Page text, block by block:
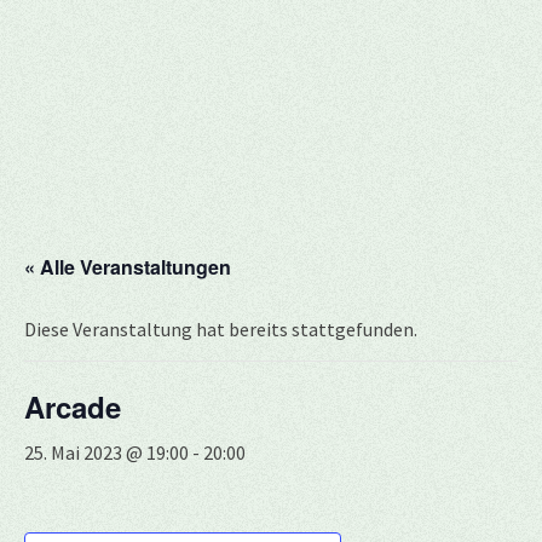
« Alle Veranstaltungen
Diese Veranstaltung hat bereits stattgefunden.
Arcade
25. Mai 2023 @ 19:00 - 20:00